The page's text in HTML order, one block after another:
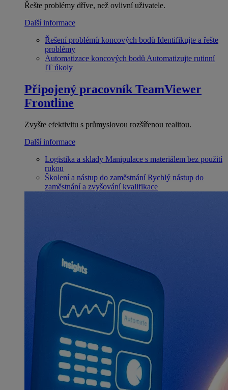
Řešte problémy dříve, než ovlivní uživatele.
Další informace
Řešení problémů koncových bodů Identifikujte a řešte
problémy
Automatizace koncových bodů Automatizujte rutinní
IT úkoly
Připojený pracovník TeamViewer
Frontline
Zvyšte efektivitu s průmyslovou rozšířenou realitou.
Další informace
Logistika a sklady Manipulace s materiálem bez použití
rukou
Školení a nástup do zaměstnání Rychlý nástup do
zaměstnání a zvyšování kvalifikace